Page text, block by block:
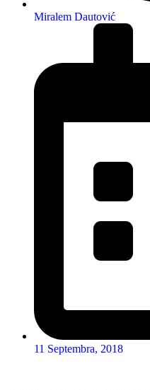
Miralem Dautović
11 Septembra, 2018